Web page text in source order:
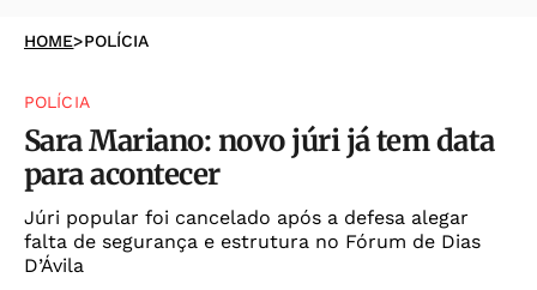
HOME>POLÍCIA
POLÍCIA
Sara Mariano: novo júri já tem data
para acontecer
Júri popular foi cancelado após a defesa alegar
falta de segurança e estrutura no Fórum de Dias
D’Ávila